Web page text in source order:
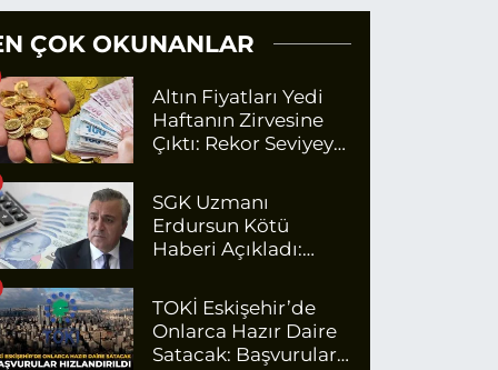
ÇOK OKUNANLAR
Altın Fiyatları Yedi
Haftanın Zirvesine
Çıktı: Rekor Seviyeye
SGK Uzmanı
Erdursun Kötü
Haberi Açıkladı:
İçin Net Rakam
TOKİ Eskişehir’de
Onlarca Hazır Daire
Satacak: Başvurular